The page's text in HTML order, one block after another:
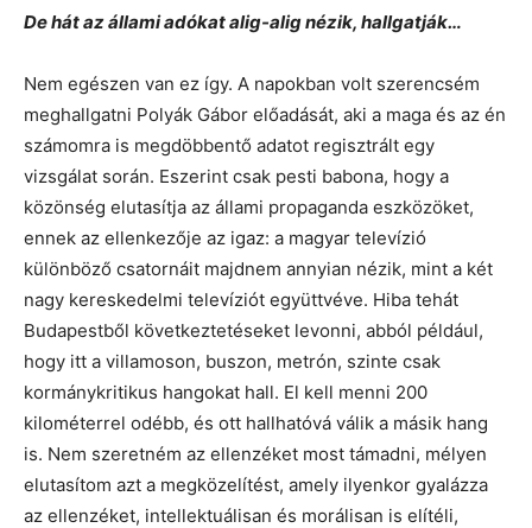
De hát az állami adókat alig-alig nézik, hallgatják…
Nem egészen van ez így. A napokban volt szerencsém
meghallgatni Polyák Gábor előadását, aki a maga és az én
számomra is megdöbbentő adatot regisztrált egy
vizsgálat során. Eszerint csak pesti babona, hogy a
közönség elutasítja az állami propaganda eszközöket,
ennek az ellenkezője az igaz: a magyar televízió
különböző csatornáit majdnem annyian nézik, mint a két
nagy kereskedelmi televíziót együttvéve. Hiba tehát
Budapestből következtetéseket levonni, abból például,
hogy itt a villamoson, buszon, metrón, szinte csak
kormánykritikus hangokat hall. El kell menni 200
kilométerrel odébb, és ott hallhatóvá válik a másik hang
is. Nem szeretném az ellenzéket most támadni, mélyen
elutasítom azt a megközelítést, amely ilyenkor gyalázza
az ellenzéket, intellektuálisan és morálisan is elítéli,